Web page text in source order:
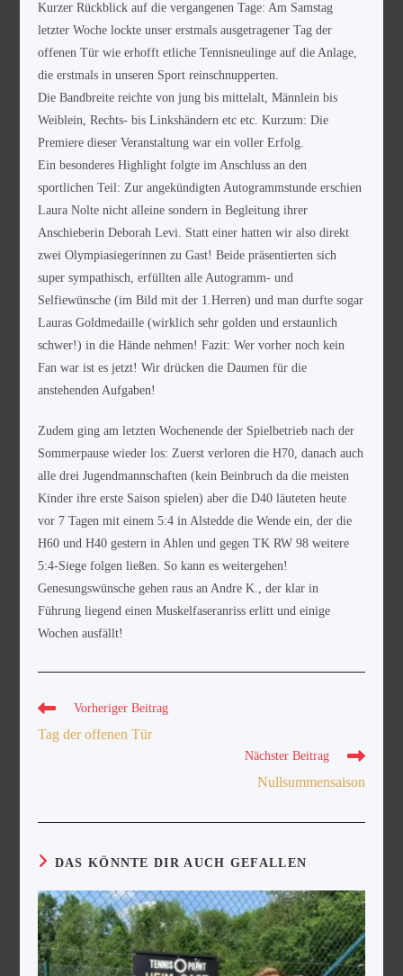
Kurzer Rückblick auf die vergangenen Tage: Am Samstag
letzter Woche lockte unser erstmals ausgetragener Tag der
offenen Tür wie erhofft etliche Tennisneulinge auf die Anlage,
die erstmals in unseren Sport reinschnupperten.
Die Bandbreite reichte von jung bis mittelalt, Männlein bis
Weiblein, Rechts- bis Linkshändern etc etc. Kurzum: Die
Premiere dieser Veranstaltung war ein voller Erfolg.
Ein besonderes Highlight folgte im Anschluss an den
sportlichen Teil: Zur angekündigten Autogrammstunde erschien
Laura Nolte nicht alleine sondern in Begleitung ihrer
Anschieberin Deborah Levi. Statt einer hatten wir also direkt
zwei Olympiasiegerinnen zu Gast! Beide präsentierten sich
super sympathisch, erfüllten alle Autogramm- und
Selfiewünsche (im Bild mit der 1.Herren) und man durfte sogar
Lauras Goldmedaille (wirklich sehr golden und erstaunlich
schwer!) in die Hände nehmen! Fazit: Wer vorher noch kein
Fan war ist es jetzt! Wir drücken die Daumen für die
anstehenden Aufgaben!
Zudem ging am letzten Wochenende der Spielbetrieb nach der
Sommerpause wieder los: Zuerst verloren die H70, danach auch
alle drei Jugendmannschaften (kein Beinbruch da die meisten
Kinder ihre erste Saison spielen) aber die D40 läuteten heute
vor 7 Tagen mit einem 5:4 in Alstedde die Wende ein, der die
H60 und H40 gestern in Ahlen und gegen TK RW 98 weitere
5:4-Siege folgen ließen. So kann es weitergehen!
Genesungswünsche gehen raus an Andre K., der klar in
Führung liegend einen Muskelfaseranriss erlitt und einige
Wochen ausfällt!
Vorheriger Beitrag
Tag der offenen Tür
Nächster Beitrag
Nullsummensaison
DAS KÖNNTE DIR AUCH GEFALLEN